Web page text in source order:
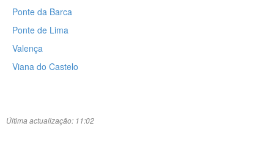
Ponte da Barca
Ponte de Lima
Valença
Viana do Castelo
Última actualização: 11:02